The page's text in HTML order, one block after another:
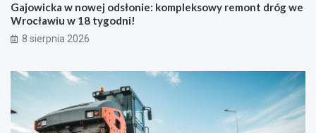
Gajowicka w nowej odsłonie: kompleksowy remont dróg we
Wrocławiu w 18 tygodni!
8 sierpnia 2026